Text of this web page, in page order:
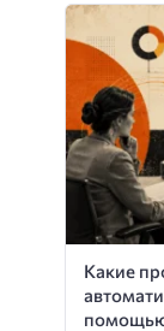
Какие